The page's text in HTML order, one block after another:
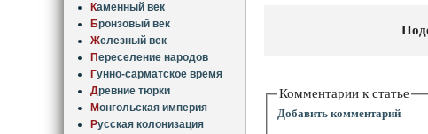
Каменный век
Бронзовый век
Железный век
Переселение народов
Гунно-сарматское время
Древние тюрки
Монгольская империя
Русская колонизация
Комментарии к статье
Добавить комментарий